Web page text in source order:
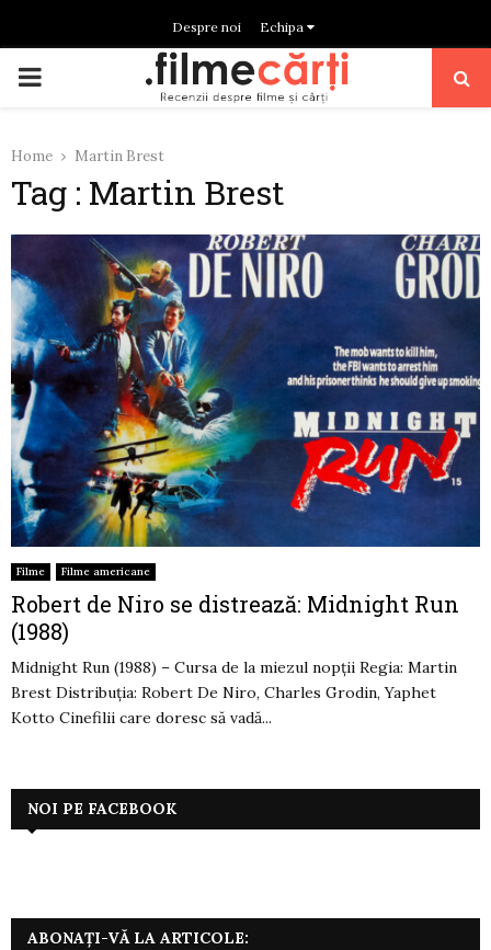
Despre noi Echipa
PRIMARY
Home Martin Brest
Tag : Martin Brest
Filme Filme americane
Robert de Niro se distrează: Midnight Run
(1988)
Midnight Run (1988) – Cursa de la miezul nopții Regia: Martin
Brest Distribuția: Robert De Niro, Charles Grodin, Yaphet
Kotto Cinefilii care doresc să vadă...
NOI PE FACEBOOK
ABONAȚI-VĂ LA ARTICOLE: